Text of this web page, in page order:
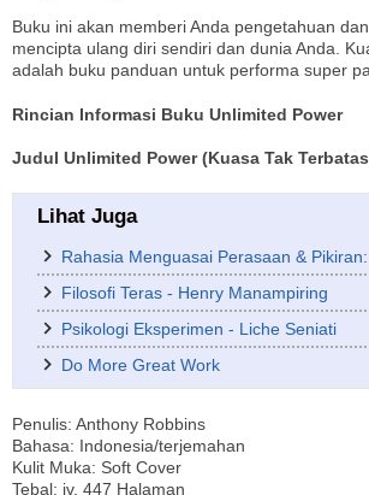
Buku ini akan memberi Anda pengetahuan
mencipta ulang diri sendiri dan dunia Anda.
adalah buku panduan untuk performa super
Rincian Informasi Buku Unlimited Power
Judul Unlimited Power (Kuasa Tak
Lihat Juga
Rahasia Menguasai Perasaan &
Filosofi Teras - Henry Manampiring
Psikologi Eksperimen - Liche Seniati
Do More Great Work
Penulis: Anthony Robbins
Bahasa: Indonesia/terjemahan
Kulit Muka: Soft Cover
Tebal: iv, 447 Halaman